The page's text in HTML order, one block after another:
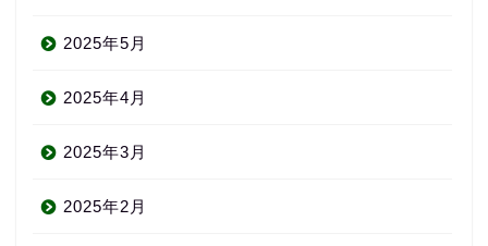
2025年5月
2025年4月
2025年3月
2025年2月